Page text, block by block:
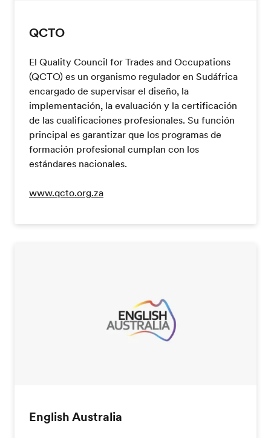
QCTO
El Quality Council for Trades and Occupations
(QCTO) es un organismo regulador en Sudáfrica
encargado de supervisar el diseño, la
implementación, la evaluación y la certificación
de las cualificaciones profesionales. Su función
principal es garantizar que los programas de
formación profesional cumplan con los
estándares nacionales.
www.qcto.org.za
English Australia